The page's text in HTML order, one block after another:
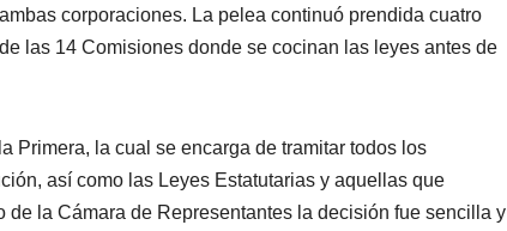
corporaciones. La pelea continuó prendida cuatro
las 14 Comisiones donde se cocinan las leyes antes de
Primera, la cual se encarga de tramitar todos los
así como las Leyes Estatutarias y aquellas que
la Cámara de Representantes la decisión fue sencilla y